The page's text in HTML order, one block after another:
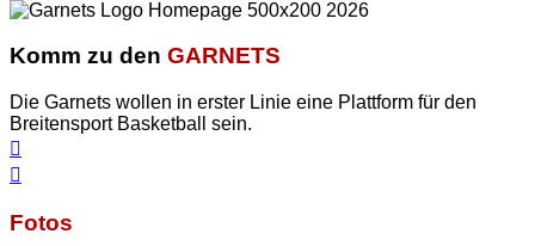
Komm zu den GARNETS
Die Garnets wollen in erster Linie eine Plattform für den
Breitensport Basketball sein.
Fotos